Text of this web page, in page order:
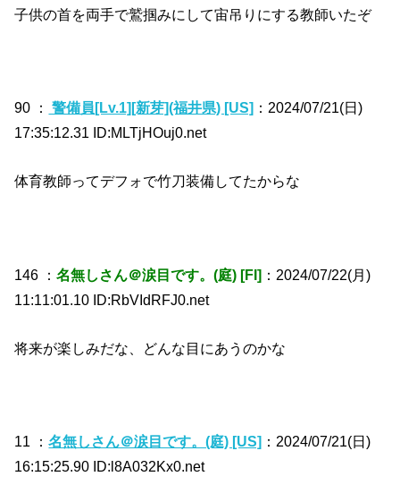
子供の首を両手で鷲掴みにして宙吊りにする教師いたぞ
90 ： 警備員[Lv.1][新芽](福井県) [US] ：2024/07/21(日)
17:35:12.31 ID:MLTjHOuj0.net
体育教師ってデフォで竹刀装備してたからな
146 ：名無しさん＠涙目です。(庭) [FI] ：2024/07/22(月)
11:11:01.10 ID:RbVIdRFJ0.net
将来が楽しみだな、どんな目にあうのかな
11 ：名無しさん＠涙目です。(庭) [US] ：2024/07/21(日)
16:15:25.90 ID:l8A032Kx0.net